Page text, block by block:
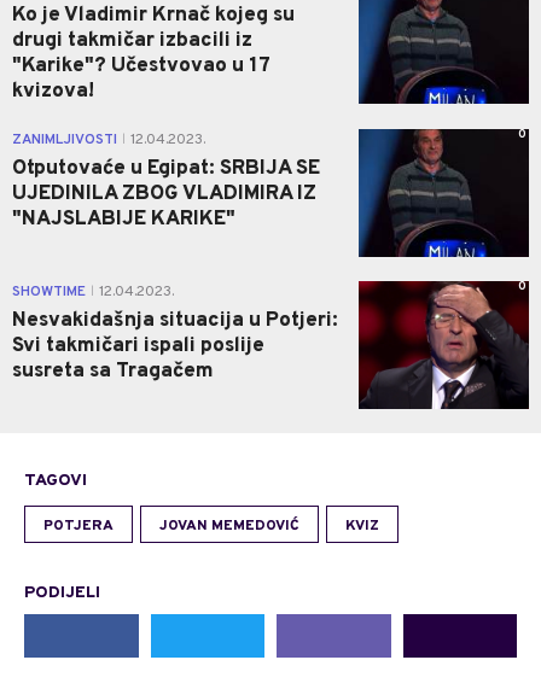
Ko je Vladimir Krnač kojeg su
drugi takmičar izbacili iz
"Karike"? Učestvovao u 17
kvizova!
ZANIMLJIVOSTI 12.04.2023.
Otputovaće u Egipat: SRBIJA SE
UJEDINILA ZBOG VLADIMIRA IZ
"NAJSLABIJE KARIKE"
0
SHOWTIME 12.04.2023.
Nesvakidašnja situacija u Potjeri:
Svi takmičari ispali poslije
susreta sa Tragačem
0
TAGOVI
POTJERA JOVAN MEMEDOVIĆ KVIZ
PODIJELI